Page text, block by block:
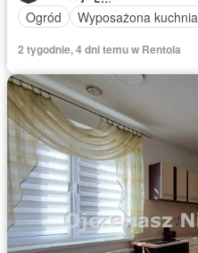
Ogród
Wyposażona kuchnia
2 tygodnie, 4 dni temu w Rentola